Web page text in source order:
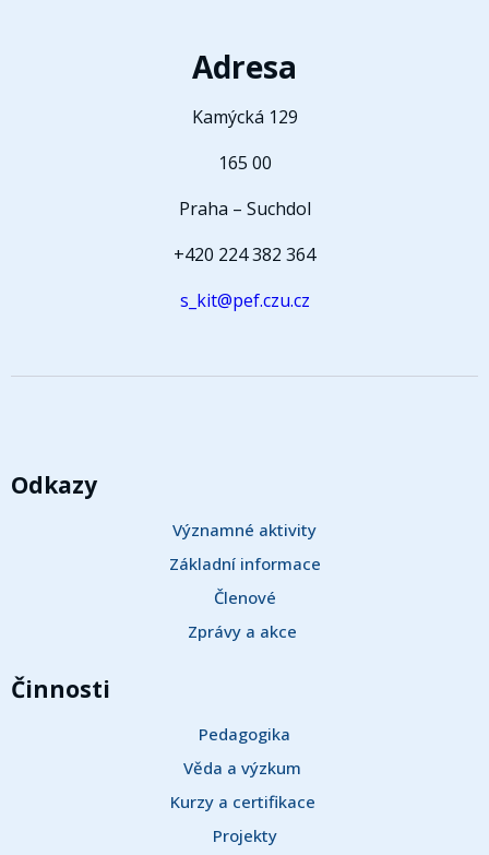
Adresa
Kamýcká 129
165 00
Praha – Suchdol
+420 224 382 364
s_kit@pef.czu.cz
Odkazy
Významné aktivity
Základní informace
Členové
Zprávy a akce
Činnosti
Pedagogika
Věda a výzkum
Kurzy a certifikace
Projekty